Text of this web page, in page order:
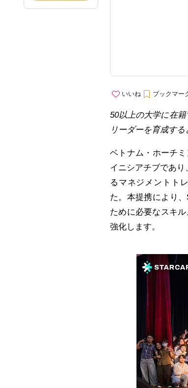
いいね ブックマー
50以上の大学に在籍
リーダーを育成する
ベトナム・ホーチ
イニシアチブであり
るマネジメントト
た。本提携により
ために必要なスキ
強化します。